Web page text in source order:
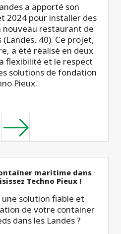
a apporté son
2024 pour installer des
restaurant de
40). Ce projet,
a été réalisé en deux
flexibilité et le respect
solutions de fondation
Pieux.
maritime dans
Techno Pieux !
une solution fiable et
de votre container
dans les Landes ?